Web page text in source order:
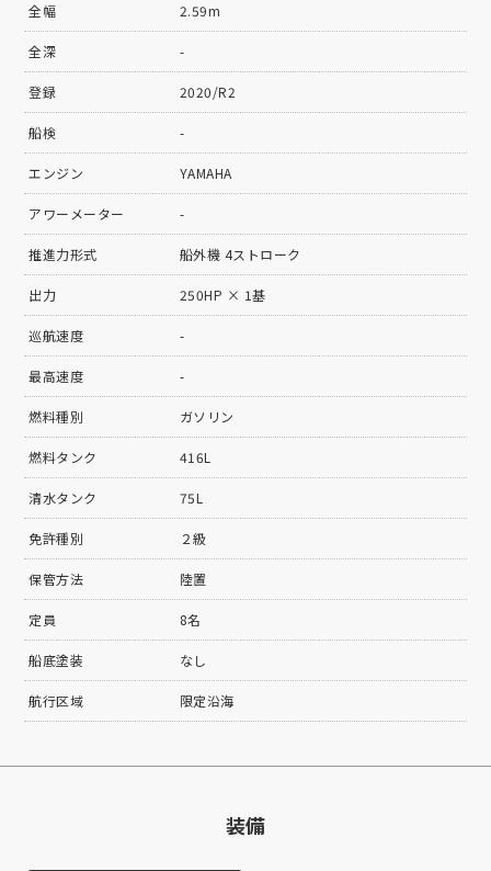
全幅 2.59m
全深 -
登録 2020/R2
船検 -
エンジン YAMAHA
アワーメーター -
推進力形式 船外機 4ストローク
出力 250HP × 1基
巡航速度 -
最高速度 -
燃料種別 ガソリン
燃料タンク 416L
清水タンク 75L
免許種別 ２級
保管方法 陸置
定員 8名
船底塗装 なし
航行区域 限定沿海
装備